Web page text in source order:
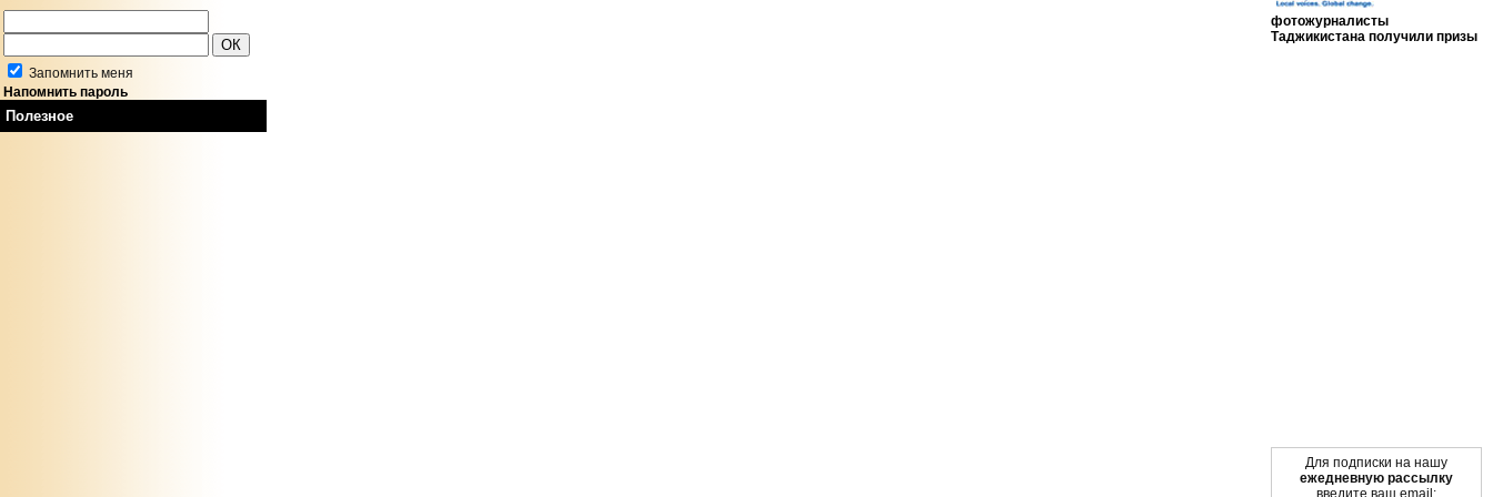
фотожурналисты
Таджикистана получили призы
Для подписки на нашу
ежедневную рассылку
введите ваш email:
Запомнить меня
Напомнить пароль
Полезное